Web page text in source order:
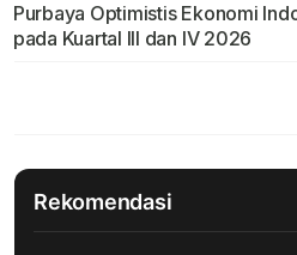
Purbaya Optimistis Ekonomi
pada Kuartal III dan IV 2026
Rekomendasi